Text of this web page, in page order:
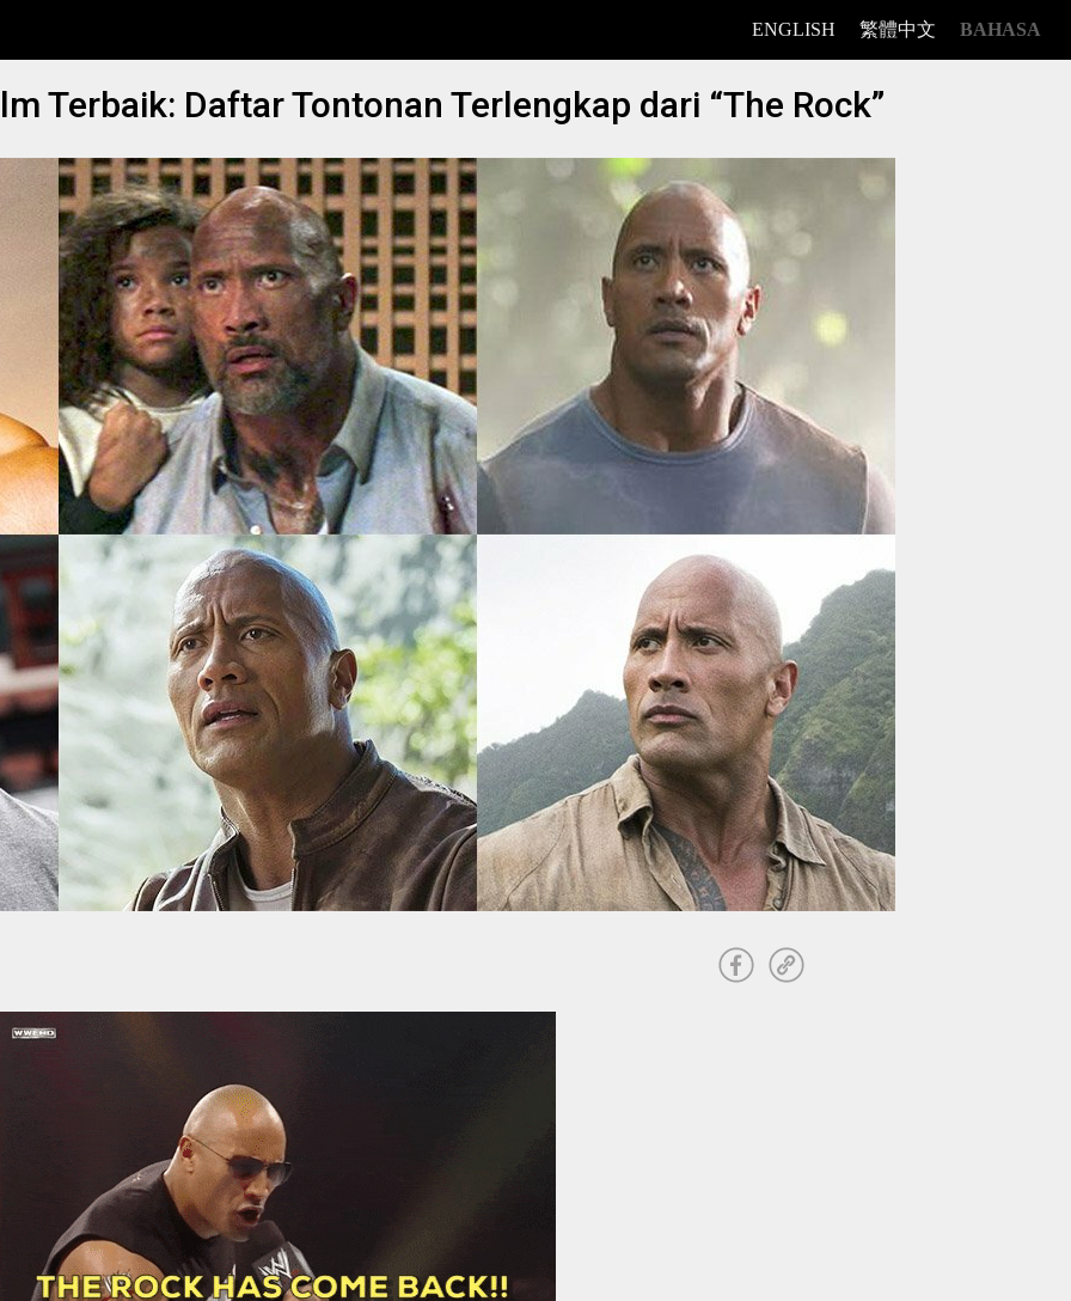
ENGLISH 繁體中文 BAHASA
Terbaik: Daftar Tontonan Terlengkap dari “The Rock”